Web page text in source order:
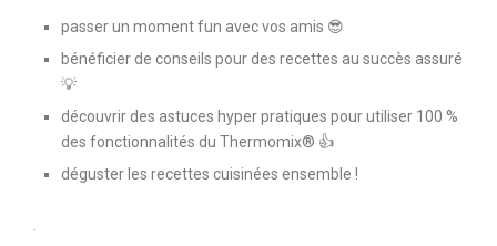
passer un moment fun avec vos amis 😎
bénéficier de conseils pour des recettes au succès assuré
💡
découvrir des astuces hyper pratiques pour utiliser 100 %
des fonctionnalités du Thermomix® 👍
déguster les recettes cuisinées ensemble !